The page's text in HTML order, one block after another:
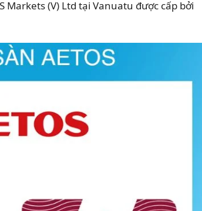
Markets (V) Ltd tại Vanuatu được cấp bởi